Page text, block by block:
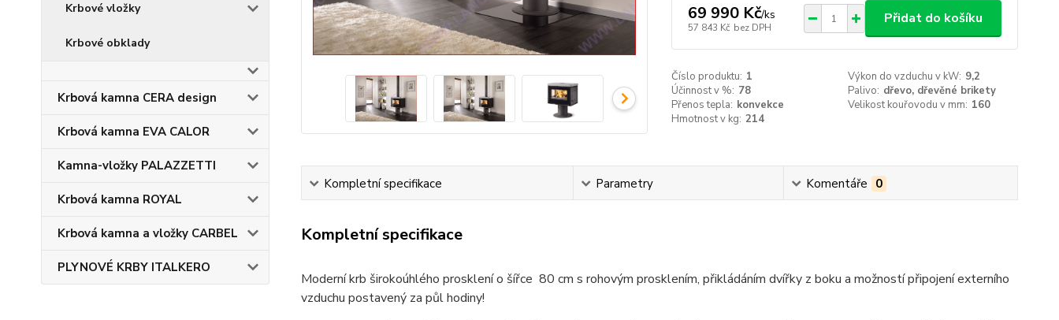
Krbové vložky
Krbové obklady
Krbová kamna CERA design
Krbová kamna EVA CALOR
Kamna-vložky PALAZZETTI
Krbová kamna ROYAL
Krbová kamna a vložky CARBEL
PLYNOVÉ KRBY ITALKERO
69 990 Kč/ks
57 843 Kč bez DPH
Přidat do košíku
Číslo produktu: 1 Výkon do vzduchu v kW: 9,2
Účinnost v %: 78 Palivo: dřevo, dřevěné brikety
Přenos tepla: konvekce Velikost kouřovodu v mm: 160
Hmotnost v kg: 214
Kompletní specifikace Parametry Komentáře 0
Kompletní specifikace
Moderní krb širokoúhlého prosklení o šířce 80 cm s rohovým prosklením, přikládáním dvířky z boku a možností připojení externího
vzduchu postavený za půl hodiny!